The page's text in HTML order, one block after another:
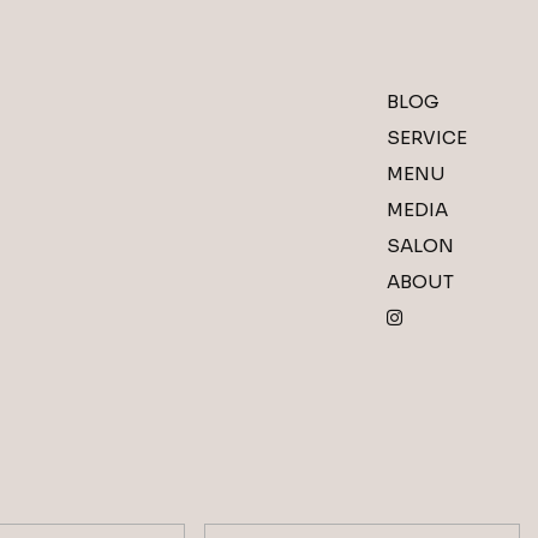
BLOG
BLOG
SERVICE
SERVICE
MENU
MENU
MEDIA
MEDIA
SALON
SALON
ABOUT
ABOUT